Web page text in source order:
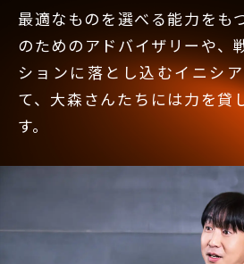
最適なものを選べる能力をも
のためのアドバイザリーや、
ションに落とし込むイニシ
て、大森さんたちには力を貸
す。